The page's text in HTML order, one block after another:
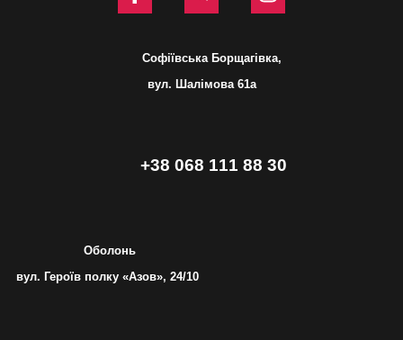
Софіївська Борщагівка,
вул. Шалімова 61а
+38 068 111 88 30
Оболонь
вул. Героїв полку «Азов», 24/10